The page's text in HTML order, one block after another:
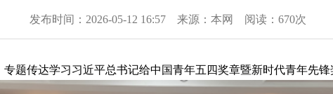
发布时间：2026-05-12 16:57 来源：本网 阅读：670次
题传达学习习近平总书记给中国青年五四奖章暨新时代青年先